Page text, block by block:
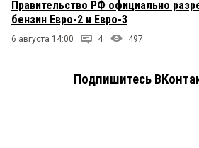
Правительство РФ официально
бензин Евро-2 и Евро-3
6 августа 14:00 4 497
Подпишитесь